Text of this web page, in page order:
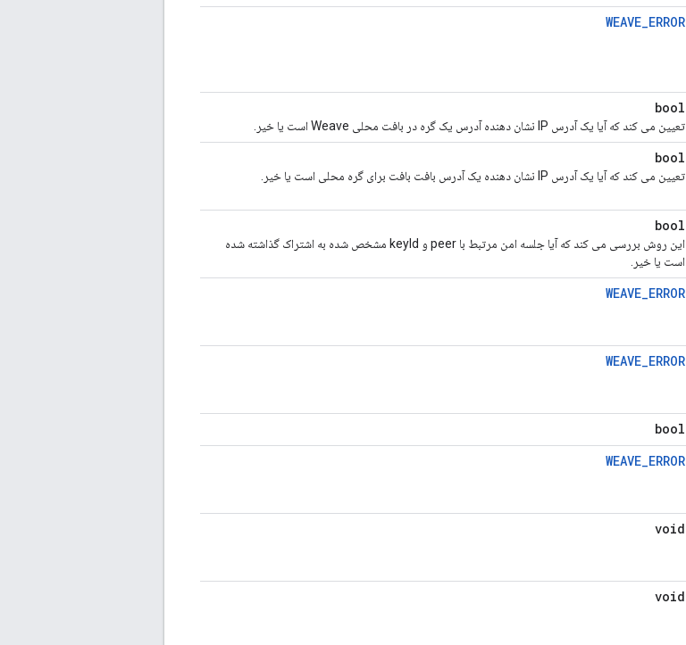
WEAVE_ERROR
bool
تعیین می کند که آیا یک آدرس IP نشان دهنده آدرس یک گره در بافت محلی Weave است یا خیر.
bool
تعیین می کند که آیا یک آدرس IP نشان دهنده یک آدرس بافت بافت برای گره محلی است یا خیر.
bool
این روش بررسی می کند که آیا جلسه امن مرتبط با peer و keyId مشخص شده به اشتراک گذاشته شده
است یا خیر.
WEAVE_ERROR
WEAVE_ERROR
bool
WEAVE_ERROR
void
void